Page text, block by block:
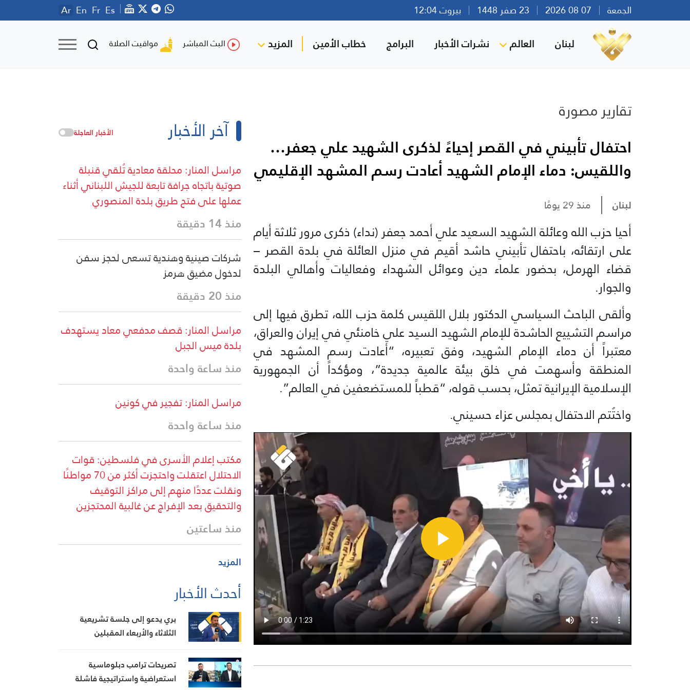
الجمعة بيروت 12:04 Ar En Fr Es
لبنان العالم نشرات الأخبار البرامج خطاب الأمين المزيد البث المباشر مواقيت الصلاة
تقارير مصورة
احتفال تأبيني في القصر إحياءً لذكرى الشهيد علي جعفر…
واللقيس: دماء الإمام الشهيد أعادت رسم المشهد الإقليمي
لبنان منذ 29 يومًا
أحيا حزب الله وعائلة الشهيد السعيد علي أحمد جعفر (نداء) ذكرى مرور ثلاثة أيام
على ارتقائه، باحتفال تأبيني حاشد أقيم في منزل العائلة في بلدة القصر –
قضاء الهرمل، بحضور علماء دين وعوائل الشهداء وفعاليات وأهالي البلدة
والجوار.
وألقى الباحث السياسي الدكتور بلال اللقيس كلمة حزب الله، تطرق فيها إلى
مراسم التشييع الحاشدة للإمام الشهيد السيد علي خامنئي في إيران والعراق،
معتبراً أن دماء الإمام الشهيد، وفق تعبيره، “أعادت رسم المشهد في
المنطقة وأسهمت في خلق بيئة عالمية جديدة”، ومؤكداً أن الجمهورية
الإسلامية الإيرانية تمثل، بحسب قوله، “قطباً للمستضعفين في العالم”.
واختُتم الاحتفال بمجلس عزاء حسيني.
آخر الأخبار الأخبار العاجلة
مراسل المنار: محلقة معادية تُلقي قنبلة
صوتية باتجاه جرافة تابعة للجيش اللبناني أثناء
عملها على فتح طريق بلدة المنصوري
منذ 14 دقيقة
شركات صينية وهندية تسعى لحجز سفن
لدخول مضيق هرمز
منذ 20 دقيقة
مراسل المنار: قصف مدفعي معاد يستهدف
بلدة ميس الجبل
منذ ساعة واحدة
مراسل المنار: تفجير في كونين
منذ ساعة واحدة
مكتب إعلام الأسرى في فلسطين: قوات
الاحتلال اعتقلت واحتجزت أكثر من 70 مواطنًا
ونقلت عددًا منهم إلى مراكز التوقيف
والتحقيق بعد الإفراج عن غالبية المحتجزين
منذ ساعتين
المزيد
أحدث الأخبار
بري يدعو إلى جلسة تشريعية
الثلاثاء والأربعاء المقبلين
تصريحات ترامب دبلوماسية
استعراضية واستراتيجية فاشلة